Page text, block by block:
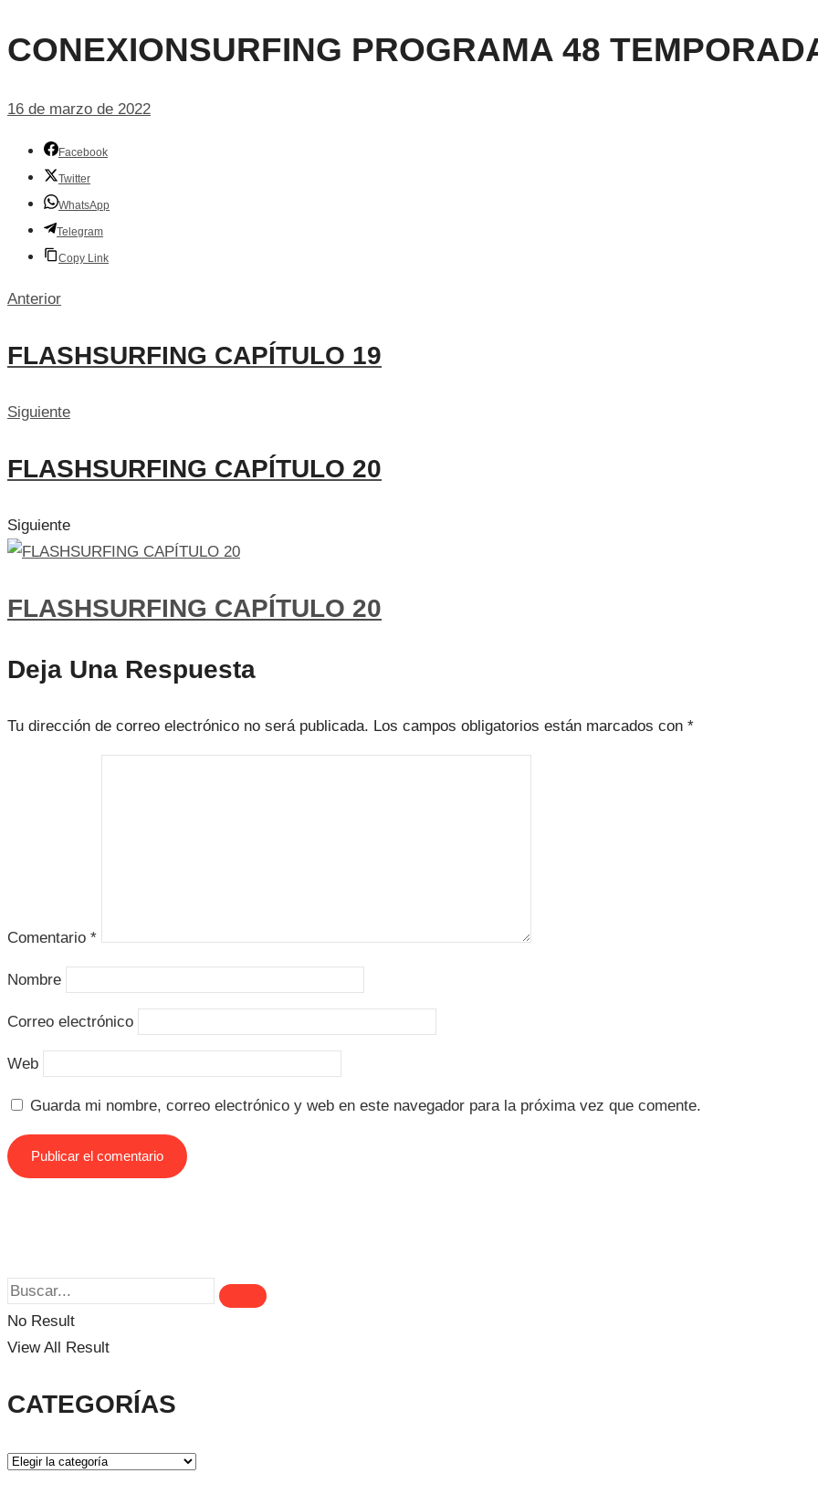
CONEXIONSURFING PROGRAMA 48
16 de marzo de 2022
Facebook
Twitter
WhatsApp
Telegram
Copy Link
Anterior
FLASHSURFING CAPÍTULO 19
Siguiente
FLASHSURFING CAPÍTULO 20
Siguiente
FLASHSURFING CAPÍTULO 20
Deja Una Respuesta
Tu dirección de correo electrónico no será publicada. Los campos obligatorios están marcados con *
Comentario *
Nombre
Correo electrónico
Web
Guarda mi nombre, correo electrónico y web en este navegador para la próxima vez que comente.
No Result
View All Result
CATEGORÍAS